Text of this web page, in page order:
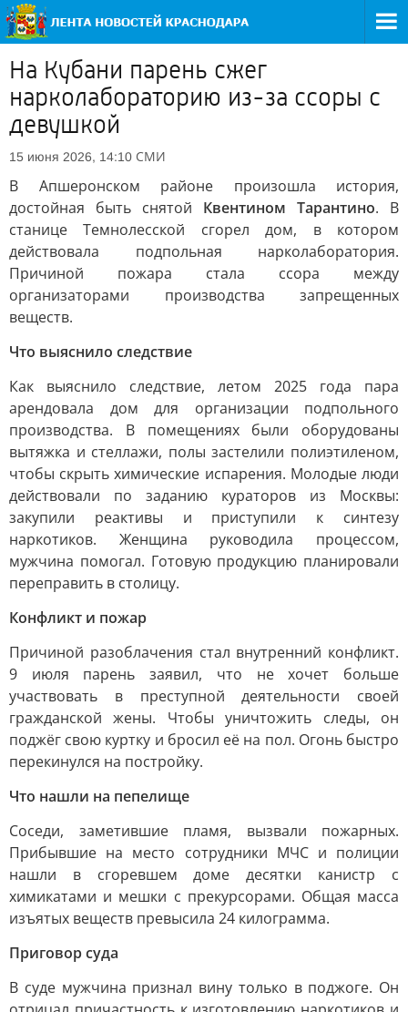
На Кубани парень сжег
нарколабораторию из-за ссоры с
девушкой
15 июня 2026, 14:10 СМИ
В Апшеронском районе произошла история,
достойная быть снятой Квентином Тарантино. В
станице Темнолесской сгорел дом, в котором
действовала подпольная нарколаборатория.
Причиной пожара стала ссора между
организаторами производства запрещенных
веществ.
Что выяснило следствие
Как выяснило следствие, летом 2025 года пара
арендовала дом для организации подпольного
производства. В помещениях были оборудованы
вытяжка и стеллажи, полы застелили полиэтиленом,
чтобы скрыть химические испарения. Молодые люди
действовали по заданию кураторов из Москвы:
закупили реактивы и приступили к синтезу
наркотиков. Женщина руководила процессом,
мужчина помогал. Готовую продукцию планировали
переправить в столицу.
Конфликт и пожар
Причиной разоблачения стал внутренний конфликт.
9 июля парень заявил, что не хочет больше
участвовать в преступной деятельности своей
гражданской жены. Чтобы уничтожить следы, он
поджёг свою куртку и бросил её на пол. Огонь быстро
перекинулся на постройку.
Что нашли на пепелище
Соседи, заметившие пламя, вызвали пожарных.
Прибывшие на место сотрудники МЧС и полиции
нашли в сгоревшем доме десятки канистр с
химикатами и мешки с прекурсорами. Общая масса
изъятых веществ превысила 24 килограмма.
Приговор суда
В суде мужчина признал вину только в поджоге. Он